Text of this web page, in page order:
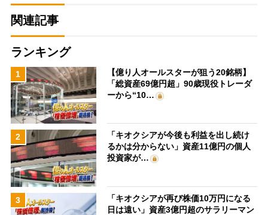
関連記事
ランキング
1
【億り人オールスターが狙う20銘柄】
「総資産69億円超」90歳現役トレーダ
ーから“10…
2
「キオクシアが今後も利益を出し続け
るかは分からない」資産11億円の個人
投資家が…
3
「キオクシアが再び株価10万円になる
日は遠い」資産3億円超のサラリーマン